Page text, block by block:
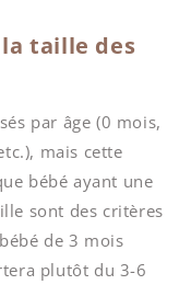
taille des
par âge (0 mois,
mais cette
bébé ayant une
sont des critères
de 3 mois
plutôt du 3-6